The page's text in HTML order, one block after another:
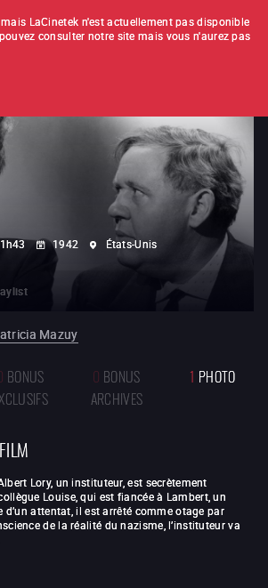
ABONNEMENT
1h43 1942 États-Unis
Mazuy
BONUS
0 BONUS
ARCHIVES
1 PHOTO
FILM
Lory, un instituteur, est secrètement
Louise, qui est fiancée à Lambert, un
attentat, il est arrêté comme otage par
de la réalité du nazisme, l’instituteur va
LaCinetek n'est actuellement pas disponible
consulter notre site mais vous n'aurez pas